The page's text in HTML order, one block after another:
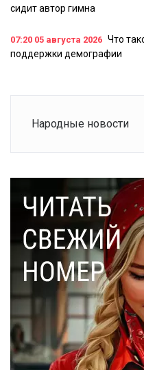
сидит автор гимна
07:20 05 августа 2026 Что
поддержки демографии
Народные новости